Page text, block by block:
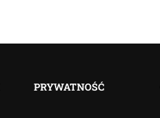
PRYWATNOŚĆ